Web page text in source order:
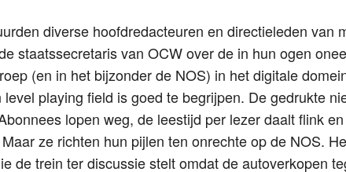
diverse hoofdredacteuren en directieleden van
staatssecretaris van OCW over de in hun ogen
(en in het bijzonder de NOS) in het digitale
level playing field is goed te begrijpen. De gedrukte
lopen weg, de leestijd per lezer daalt flink
ze richten hun pijlen ten onrechte op de NOS.
de trein ter discussie stelt omdat de autoverkopen